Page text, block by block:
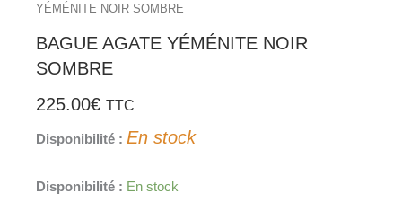
YÉMÉNITE NOIR SOMBRE
BAGUE AGATE YÉMÉNITE NOIR
SOMBRE
225.00€ TTC
Disponibilité : En stock
Disponibilité : En stock
quantité